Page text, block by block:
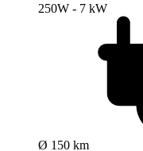
250W - 7 kW
Ø 150 km